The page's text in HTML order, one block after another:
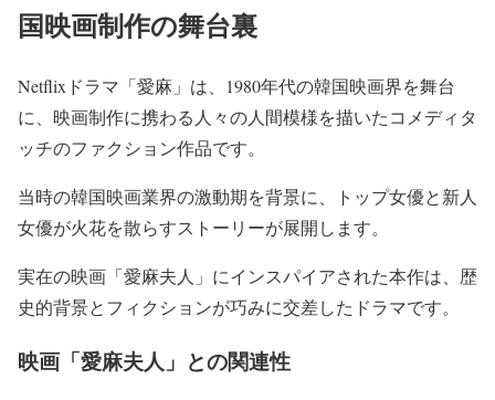
国映画制作の舞台裏
Netflixドラマ「愛麻」は、1980年代の韓国映画界を舞台
に、映画制作に携わる人々の人間模様を描いたコメディタ
ッチのファクション作品です。
当時の韓国映画業界の激動期を背景に、トップ女優と新人
女優が火花を散らすストーリーが展開します。
実在の映画「愛麻夫人」にインスパイアされた本作は、歴
史的背景とフィクションが巧みに交差したドラマです。
映画「愛麻夫人」との関連性